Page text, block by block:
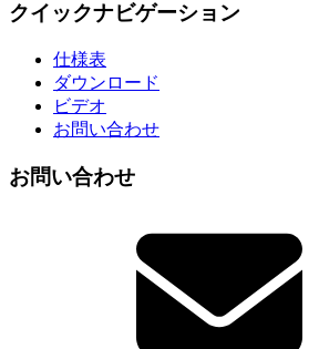
クイックナビゲーション
仕様表
ダウンロード
ビデオ
お問い合わせ
お問い合わせ